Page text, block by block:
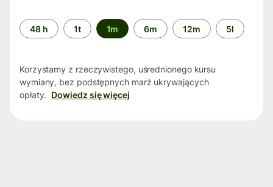
Przedział
czasu
48 h 1t 1m 6m 12m 5l
Korzystamy z rzeczywistego, uśrednionego kursu
wymiany, bez podstępnych marż ukrywających
opłaty. Dowiedz się więcej